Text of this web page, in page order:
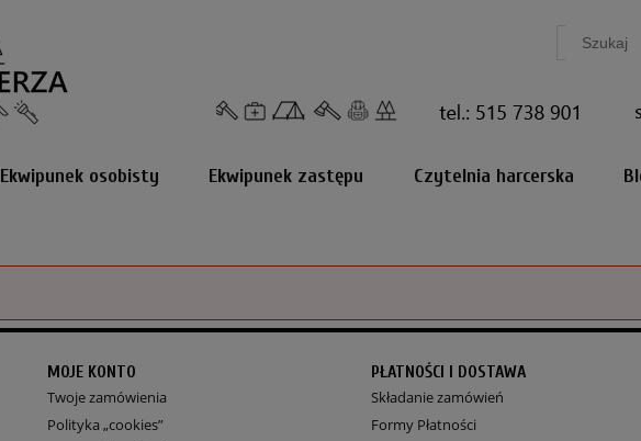
Ekwipunek osobisty Ekwipunek zastępu Czytelnia harcerska
MOJE KONTO
Twoje zamówienia
Polityka „cookies”
PŁATNOŚCI I DOSTAWA
Składanie zamówień
Formy Płatności